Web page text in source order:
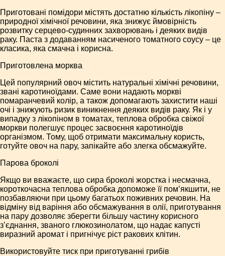
Приготовані помідори містять достатню кількість лікопіну –
природної хімічної речовини, яка знижує ймовірність
розвитку серцево-судинних захворювань і деяких видів
раку. Паста з додаванням насиченого томатного соусу – це
класика, яка смачна і корисна.
Приготовлена морква
Цей популярний овоч містить натуральні хімічні речовини,
звані каротиноїдами. Саме вони надають моркві
помаранчевий колір, а також допомагають захистити наші
очі і знижують ризик виникнення деяких видів раку. Як і у
випадку з лікопіном в томатах, теплова обробка свіжої
моркви полегшує процес засвоєння каротиноїдів
організмом. Тому, щоб отримати максимальну користь,
готуйте овоч на пару, запікайте або злегка обсмажуйте.
Парова броколі
Якщо ви вважаєте, що сира броколі жорстка і несмачна,
короткочасна теплова обробка допоможе її пом’якшити, не
позбавляючи при цьому багатьох поживних речовин. На
відміну від варіння або обсмажування в олії, приготування
на пару дозволяє зберегти більшу частину корисного
з’єднання, званого глюкозинолатом, що надає капусті
виразний аромат і пригнічує ріст ракових клітин.
Використовуйте тиск при приготуванні грибів